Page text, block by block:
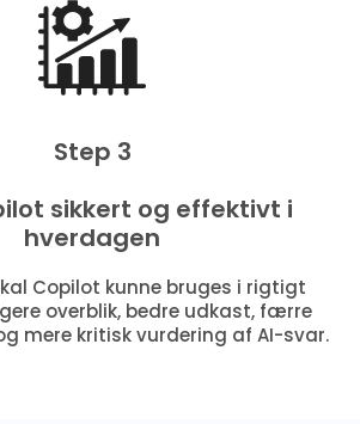
Step 3
sikkert og effektivt i
hverdagen
Copilot kunne bruges i rigtigt
overblik, bedre udkast, færre
mere kritisk vurdering af AI-svar.